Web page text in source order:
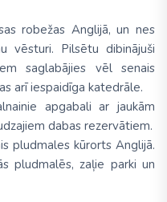
robežas Anglijā, un nes
vēsturi. Pilsētu dibinājuši
saglabājies vēl senais
arī iespaidīga katedrāle.
apgabali ar jaukām
dabas rezervātiem.
pludmales kūrorts Anglijā.
pludmalēs, zaļie parki un